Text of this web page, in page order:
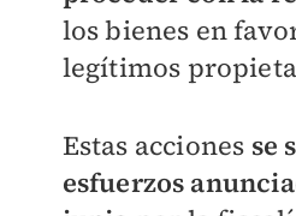
los bienes en
legítimos
Estas acciones se
esfuerzos